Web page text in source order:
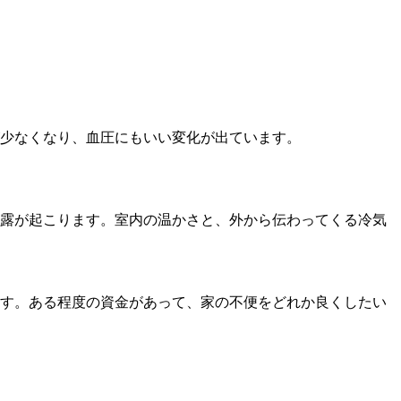
なくなり、血圧にもいい変化が出ています。
が起こります。室内の温かさと、外から伝わってくる冷気
。ある程度の資金があって、家の不便をどれか良くしたい